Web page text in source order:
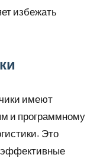
избежать
имеют
и программному
Это
эффективные